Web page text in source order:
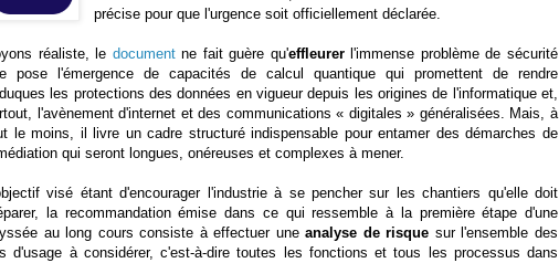
précise pour que l'urgence soit officiellement déclarée.
réaliste, le documentne fait guère qu'effleurerl'immense problème de sécurité
pose l'émergence de capacités de calcul quantique qui promettent de rendre
les protections des données en vigueur depuis les origines de l'informatique et,
l'avènement d'internet et des communications « digitales » généralisées. Mais, à
le moins, il livre un cadre structuré indispensable pour entamer des démarches de
qui seront longues, onéreuses et complexes à mener.
visé étant d'encourager l'industrie à se pencher sur les chantiers qu'elle doit
la recommandation émise dans ce qui ressemble à la première étape d'une
au long cours consiste à effectuer uneanalyse de risque sur l'ensemble des
d'usage à considérer, c'est-à-dire toutes les fonctions et tous les processus dans